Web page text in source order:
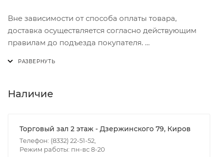
Вне зависимости от способа оплаты товара,
доставка осуществляется согласно действующим
правилам до подъезда покупателя.
В субботу с 8:00 до 15:00
- зоны доставки;
- веса и габаритов товаров в заказе;
- количества торговых точек для погрузки товаров.
Наличие
Торговый зал 2 этаж - Дзержинского 79, Киров
Телефон: (8332) 22-51-52,
Режим работы: пн-вс 8-20